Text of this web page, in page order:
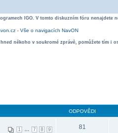
IGO. V tomto diskuzním fóru nenajdete
- Vše o navigacích NavON
někoho v soukromé zprávě, pomůžete tím i
ODPOVĚDI
1 7 8 9 81